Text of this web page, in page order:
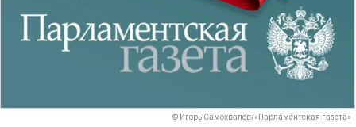
© Игорь Самохвалов/«Парламентская газета»